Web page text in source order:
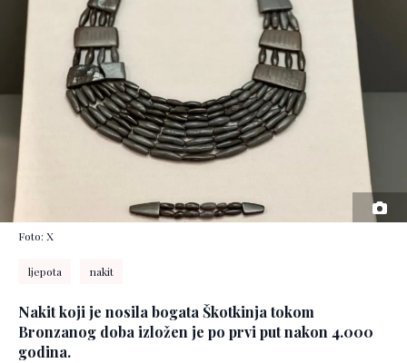
Foto: X
ljepota nakit
Nakit koji je nosila bogata Škotkinja tokom
Bronzanog doba izložen je po prvi put nakon 4.000
godina.